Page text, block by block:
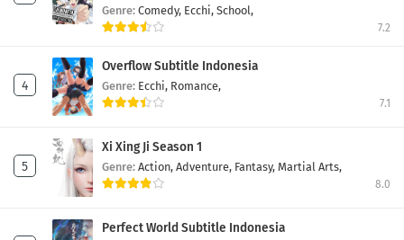
Genre: Comedy, Ecchi, School,
7.2
Overflow Subtitle Indonesia
Genre: Ecchi, Romance,
7.1
Xi Xing Ji Season 1
Genre: Action, Adventure, Fantasy, Martial Arts,
8.0
Perfect World Subtitle Indonesia